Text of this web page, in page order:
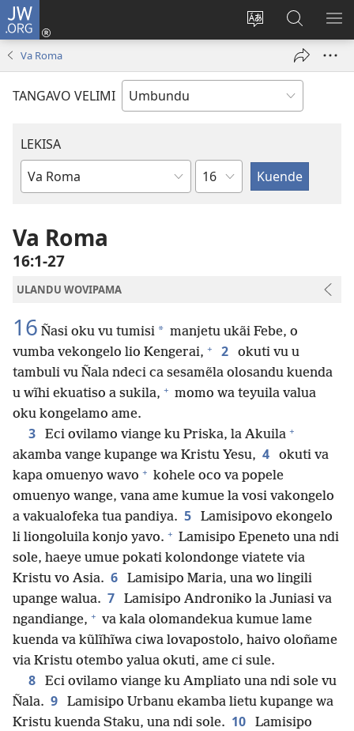
JW.ORG
Change
language
Iñila
(yikula
Sandiliya
vo
JW.ORG
Va Roma
TANGAVO VELIMI
LEKISA
Elivulu
Ocipama
Va Roma
16:1-27
ULANDU WOVIPAMA
16 Ñasi oku vu tumisi * manjetu ukãi Febe, o
vumba vekongelo lio Kengerai, + 2
okuti vu u
tambuli vu Ñala ndeci ca sesamẽla olosandu kuenda
u wĩhi ekuatiso a sukila, + momo wa teyuila valua
oku kongelamo ame.
3 Eci ovilamo viange ku Priska, la Akuila +
akamba vange kupange wa Kristu Yesu, 4
okuti va
kapa omuenyo wavo + kohele oco va popele
omuenyo wange, vana ame kumue la vosi vakongelo
a vakualofeka tua pandiya. 5
Lamisipovo ekongelo
li liongoluila konjo yavo. + Lamisipo Epeneto una ndi
sole, haeye umue pokati kolondonge viatete via
Kristu vo Asia. 6
Lamisipo Maria, una wo lingili
upange walua. 7
Lamisipo Androniko la Juniasi va
ngandiange, + va kala olomandekua kumue lame
kuenda va kũlĩhĩwa ciwa lovapostolo, haivo oloñame
via Kristu otembo yalua okuti, ame ci sule.
8
Eci ovilamo viange ku Ampliato una ndi sole vu
Ñala. 9
Lamisipo Urbanu ekamba lietu kupange wa
Kristu kuenda Staku, una ndi sole. 10
Lamisipo